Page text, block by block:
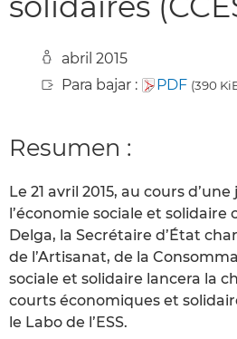
abril 2015
Para bajar :
PDF (390
Resumen :
Le 21 avril 2015, au cours
l’économie sociale et solidaire
Delga, la Secrétaire d’État
de l’Artisanat, de la
sociale et solidaire lancera la
courts économiques et
le Labo de l’ESS.